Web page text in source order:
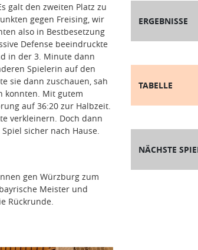
galt den zweiten Platz zu
gegen Freising, wir
also in Bestbesetzung
Defense beeindruckte
in der 3. Minute dann
Spielerin auf den
sie dann zuschauen, sah
konnten. Mit gutem
auf 36:20 zur Halbzeit.
verkleinern. Doch dann
sicher nach Hause.
gen Würzburg zum
Meister und
Rückrunde.
ERGEBNISSE
TABELLE
NÄCHSTE